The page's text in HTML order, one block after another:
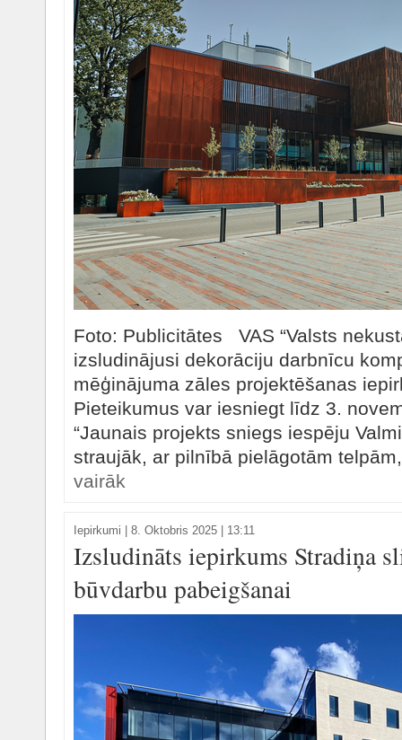
Foto: Publicitātes VAS “Valsts
izsludinājusi dekorāciju darbnīcu
mēģinājuma zāles projektēšanas
Pieteikumus var iesniegt līdz 3.
“Jaunais projekts sniegs iespēju
straujāk, ar pilnībā pielāgotām
vairāk
Iepirkumi 8. Oktobris 2025 | 13:11
Izsludināts iepirkums Stradiņa
būvdarbu pabeigšanai